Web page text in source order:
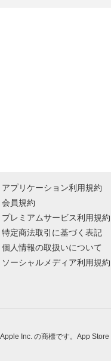
アプリケーション利用規約
会員規約
プレミアムサービス利用規約
特定商法取引に基づく表記
個人情報の取扱いについて
ソーシャルメディア利用規約
Inc. の商標です。App Store